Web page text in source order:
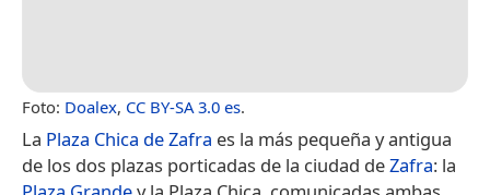
Foto: Doalex, CC BY-SA 3.0 es.
La Plaza Chica de Zafra es la más pequeña y antigua
de los dos plazas porticadas de la ciudad deZafra: la